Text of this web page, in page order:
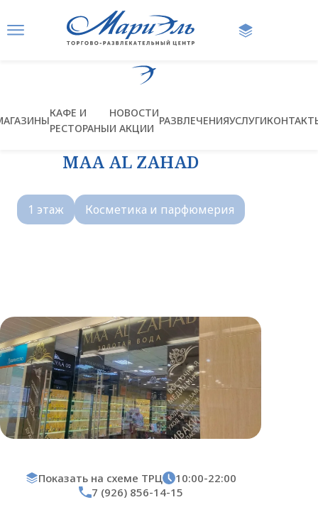
Ссылка на главную страницу
КАФЕ И
РЕСТОРАНЫ
НОВОСТИ
И АКЦИИ
РАЗВЛЕЧЕНИЯУСЛУГИ
MAA AL ZAHAD
1 этаж Косметика и парфюмерия
Показать на схеме ТРЦ
10:00-22:00
7 (926) 856-14-15